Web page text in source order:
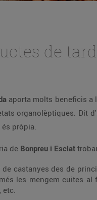
de
aporta molts beneficis a
organolèptiques. Dit
pròpia.
de Bonpreu i Esclat
castanyes des de
les mengem cuites
etc.